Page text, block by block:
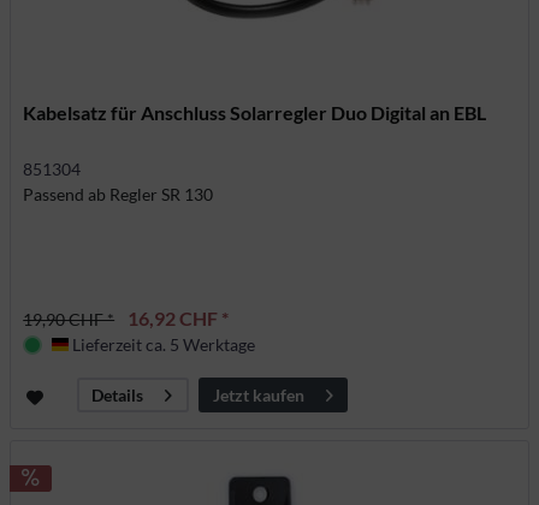
Kabelsatz für Anschluss Solarregler Duo Digital an EBL
851304
Passend ab Regler SR 130
19,90 CHF * 16,92 CHF *
Deutschland
Lieferzeit ca. 5 Werktage
Details Jetzt kaufen